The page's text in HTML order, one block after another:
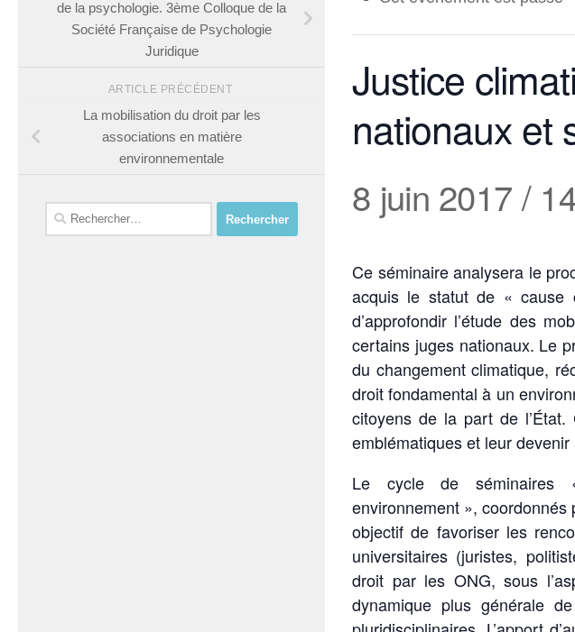
Justice
nationaux et
8 juin 2017 /
Ce séminaire analysera le
acquis le statut de « cause
d’approfondir l’étude des
certains juges nationaux. Le
du changement climatique,
droit fondamental à un
citoyens de la part de
emblématiques et leur
Le cycle de séminaires
environnement »,
objectif de favoriser les
universitaires (juristes,
droit par les ONG, sous
dynamique plus générale
de la psychologie. 3ème Colloque de la
Société Française de Psychologie
Juridique
ARTICLE PRÉCÉDENT
La mobilisation du droit par les
associations en matière
environnementale
Rechercher :